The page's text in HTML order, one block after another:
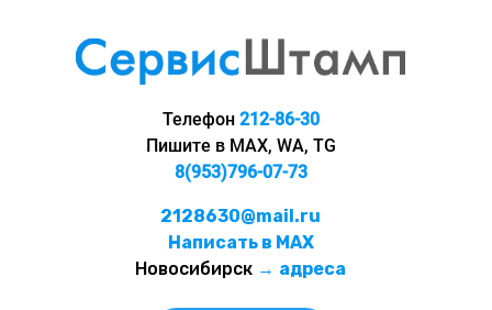
Телефон 212-86-30
Пишите в MAX, WA, TG
8(953)796-07-73
2128630@mail.ru
Написать в MAX
Новосибирск → адреса